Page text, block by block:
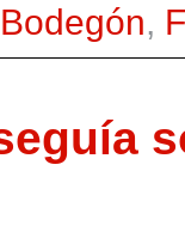
Bodegón,